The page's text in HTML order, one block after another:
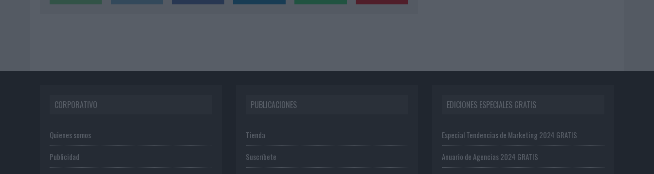
CORPORATIVO
Quienes somos
Publicidad
PUBLICACIONES
Tienda
Suscríbete
EDICIONES ESPECIALES GRATIS
Especial Tendencias de Marketing 2024 GRATIS
Anuario de Agencias 2024 GRATIS